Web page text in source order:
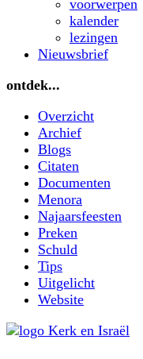
voorwerpen
kalender
lezingen
Nieuwsbrief
ontdek...
Overzicht
Archief
Blogs
Citaten
Documenten
Menora
Najaarsfeesten
Preken
Schuld
Tips
Uitgelicht
Website